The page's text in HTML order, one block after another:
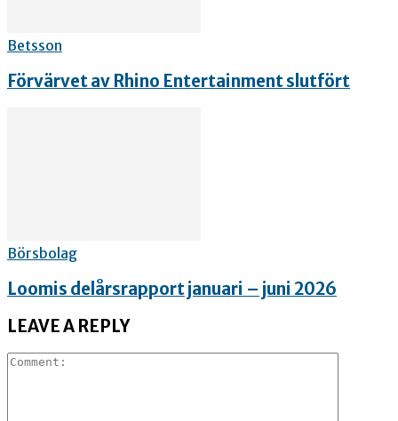
Betsson
Förvärvet av Rhino Entertainment slutfört
Börsbolag
Loomis delårsrapport januari – juni 2026
LEAVE A REPLY